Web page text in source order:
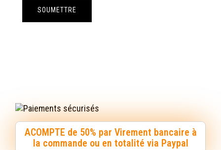
ACOMPTE de 50% par Virement bancaire à
la commande ou en totalité via Paypal